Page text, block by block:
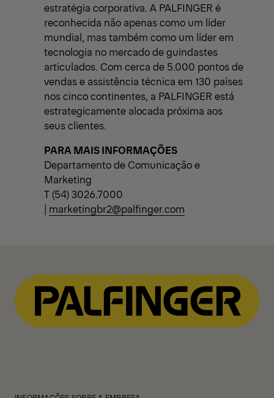
estratégia corporativa. A PALFINGER é
reconhecida não apenas como um líder
mundial, mas também como um líder em
tecnologia no mercado de guindastes
articulados. Com cerca de 5.000 pontos de
vendas e assistência técnica em 130 países
nos cinco continentes, a PALFINGER está
estrategicamente alocada próxima aos
seus clientes.
PARA MAIS INFORMAÇÕES
Departamento de Comunicação e
Marketing
T (54) 3026.7000
| marketingbr2@palfinger.com